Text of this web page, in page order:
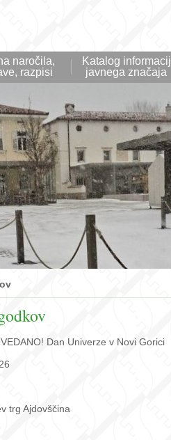
naročila,
razpisi
Katalog informacij
javnega značaja
Dan Univerze v Novi Gorici
trg Ajdovščina